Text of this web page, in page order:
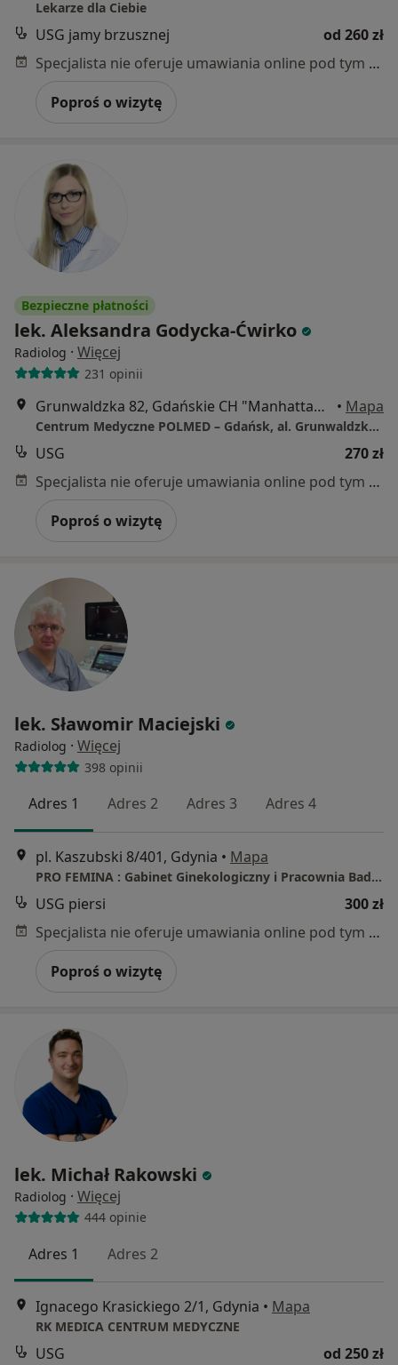
Lekarze dla Ciebie
USG jamy brzusznej
od 260 zł
Specjalista nie oferuje umawiania online pod tym adresem.
Poproś o wizytę
Bezpieczne płatności
lek. Aleksandra Godycka-Ćwirko
Radiolog · Więcej
231 opinii
Grunwaldzka 82, Gdańskie CH "Manhattan", Gdańsk • Mapa
Centrum Medyczne POLMED – Gdańsk, al. Grunwaldzka 82
USG
270 zł
Specjalista nie oferuje umawiania online pod tym adresem.
Poproś o wizytę
lek. Sławomir Maciejski
Radiolog · Więcej
398 opinii
Adres 1 Adres 2 Adres 3 Adres 4
pl. Kaszubski 8/401, Gdynia • Mapa
PRO FEMINA : Gabinet Ginekologiczny i Pracownia Badań Usg
USG piersi
300 zł
Specjalista nie oferuje umawiania online pod tym adresem.
Poproś o wizytę
lek. Michał Rakowski
Radiolog · Więcej
444 opinie
Adres 1 Adres 2
Ignacego Krasickiego 2/1, Gdynia • Mapa
RK MEDICA CENTRUM MEDYCZNE
USG
od 250 zł